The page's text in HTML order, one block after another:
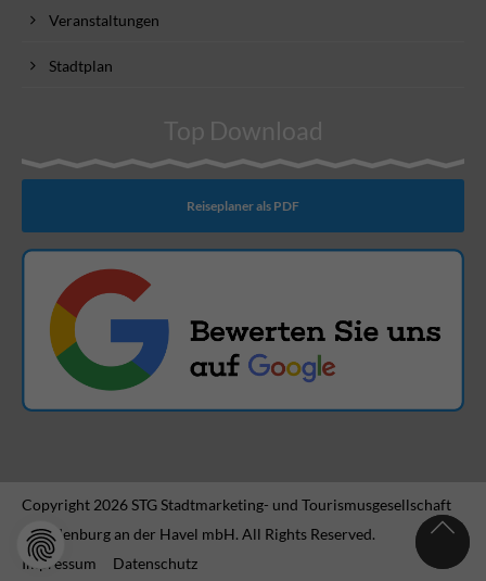
Veranstaltungen
Stadtplan
Top Download
Reiseplaner als PDF
Copyright 2026 STG Stadtmarketing- und Tourismusgesellschaft
Brandenburg an der Havel mbH. All Rights Reserved.
Impressum
Datenschutz